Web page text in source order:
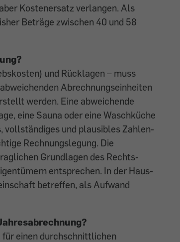
Kostenersatz verlangen. Als
Beträge zwischen 40 und 58
und Rücklagen – muss
Abrechnungseinheiten
werden. Eine abweichende
eine Sauna oder eine Wasch­küche
vollständiges und plausibles Zahlen­
Rechnungslegung. Die
Grundlagen des Rechts­
entsprechen. In der Haus­
betreffen, als Aufwand
einen durchschnittlichen